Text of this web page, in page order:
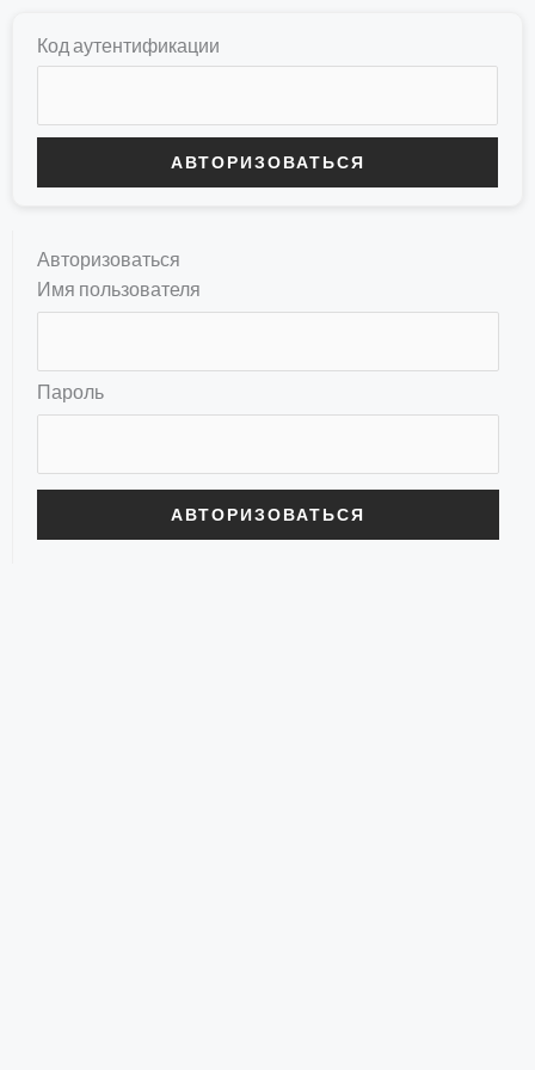
Код аутентификации
Авторизоваться
Имя пользователя
Пароль